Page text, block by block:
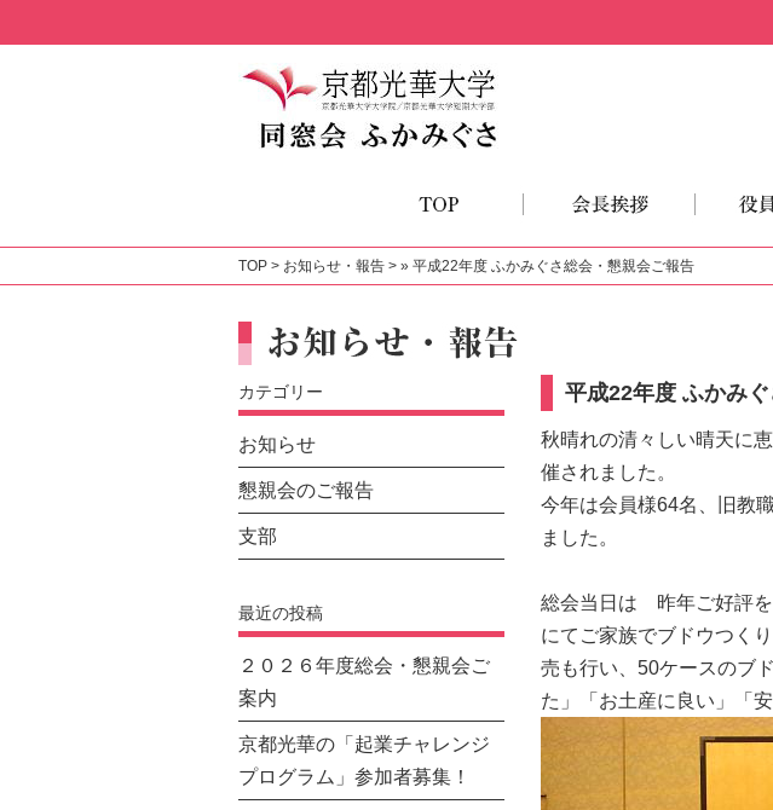
TOP > お知らせ・報告 > » 平成22年度 ふかみぐさ総会・懇親会ご報告
平成22年度 ふかみ
秋晴れの清々しい晴天に
催されました。
今年は会員様64名、旧教
ました。
総会当日は 昨年ご好評を
にてご家族でブドウつく
売も行い、50ケースのブ
た」「お土産に良い」「
カテゴリー
お知らせ
懇親会のご報告
支部
最近の投稿
２０２６年度総会・懇親会ご
案内
京都光華の「起業チャレンジ
プログラム」参加者募集！